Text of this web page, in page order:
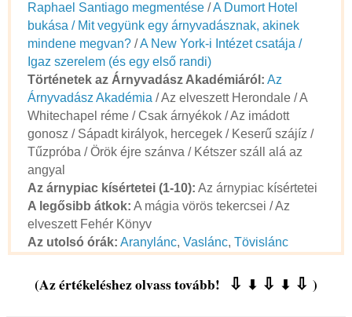
Raphael Santiago megmentése /A Dumort Hotel
bukása / Mit vegyünk egy árnyvadásznak, akinek
mindene megvan? /A New York-i Intézet csatája /
Igaz szerelem (és egy első randi)
Történetek az Árnyvadász Akadémiáról: Az
Árnyvadász Akadémia / Az elveszett Herondale / A
Whitechapel réme / Csak árnyékok / Az imádott
gonosz / Sápadt királyok, hercegek / Keserű szájíz /
Tűzpróba / Örök éjre szánva / Kétszer száll alá az
angyal
Az árnypiac kísértetei (1-10): Az árnypiac kísértetei
A legősibb átkok: A mágia vörös tekercsei / Az
elveszett Fehér Könyv
Az utolsó órák: Aranylánc,Vaslánc,Tövislánc
(Az értékeléshez olvass tovább! ⇩ ⬇ ⇩ ⬇ ⇩ )